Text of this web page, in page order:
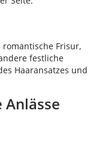
Frisur,
festliche
Haaransatzes und